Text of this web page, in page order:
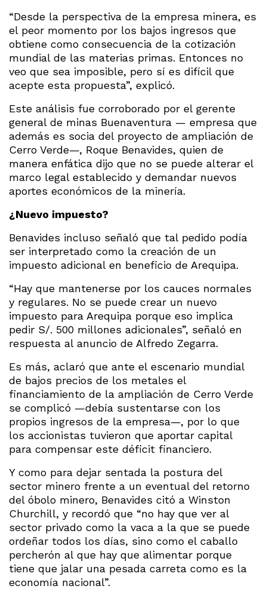
“Desde la perspectiva de la empresa minera, es
el peor momento por los bajos ingresos que
obtiene como consecuencia de la cotización
mundial de las materias primas. Entonces no
veo que sea imposible, pero sí es difícil que
acepte esta propuesta”, explicó.
Este análisis fue corroborado por el gerente
general de minas Buenaventura — empresa que
además es socia del proyecto de ampliación de
Cerro Verde—, Roque Benavides, quien de
manera enfática dijo que no se puede alterar el
marco legal establecido y demandar nuevos
aportes económicos de la minería.
¿Nuevo impuesto?
Benavides incluso señaló que tal pedido podía
ser interpretado como la creación de un
impuesto adicional en beneficio de Arequipa.
“Hay que mantenerse por los cauces normales
y regulares. No se puede crear un nuevo
impuesto para Arequipa porque eso implica
pedir S/. 500 millones adicionales”, señaló en
respuesta al anuncio de Alfredo Zegarra.
Es más, aclaró que ante el escenario mundial
de bajos precios de los metales el
financiamiento de la ampliación de Cerro Verde
se complicó —debía sustentarse con los
propios ingresos de la empresa—, por lo que
los accionistas tuvieron que aportar capital
para compensar este déficit financiero.
Y como para dejar sentada la postura del
sector minero frente a un eventual del retorno
del óbolo minero, Benavides citó a Winston
Churchill, y recordó que “no hay que ver al
sector privado como la vaca a la que se puede
ordeñar todos los días, sino como el caballo
percherón al que hay que alimentar porque
tiene que jalar una pesada carreta como es la
economía nacional”.